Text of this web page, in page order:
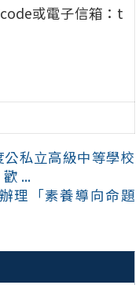
或電子信箱：t
公私立高級中等學校
...
理「素養導向命題